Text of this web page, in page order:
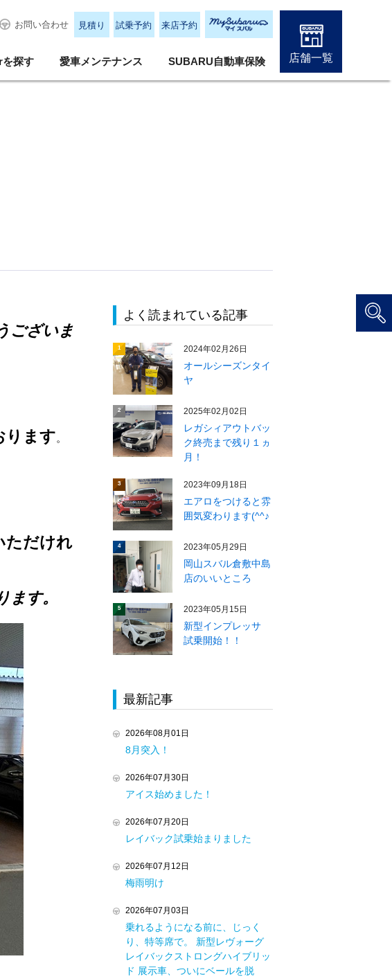
お問い合わせ 見積り 試乗予約 来店予約
を探す 愛車メンテナンス SUBARU自動車保険 店舗一覧
ございま
ります。
ただけれ
す。
よく読まれている記事
1 2024年02月26日
オールシーズンタイ
ヤ
2 2025年02月02日
レガシィアウトバッ
ク終売まで残り１ヵ
月！
3 2023年09月18日
エアロをつけると雰
囲気変わります(^^♪
4 2023年05月29日
岡山スバル倉敷中島
店のいいところ
5 2023年05月15日
新型インプレッサ
試乗開始！！
最新記事
2026年08月01日
8月突入！
2026年07月30日
アイス始めました！
2026年07月20日
レイバック試乗始まりました
2026年07月12日
梅雨明け
2026年07月03日
乗れるようになる前に、じっく
り、特等席で。 新型レヴォーグ
レイバックストロングハイブリッ
ド 展示車、ついにベールを脱